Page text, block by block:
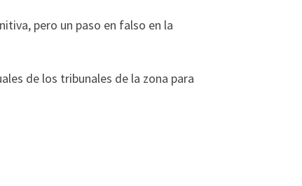
pero un paso en falso en la
de los tribunales de la zona para